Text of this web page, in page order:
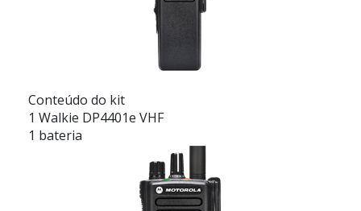
Conteúdo do kit
1 Walkie DP4401e VHF
1 bateria